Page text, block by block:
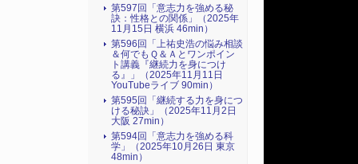
第597回「意志力を強める秘
訣：性格との関係」（2025年
11月15日 横浜 46min）
第596回「上祐史浩の悩み相談
＆何でもＱ＆Ａとワンポイン
ト講義『継続力を身につけ
る』​」（2025年11月11日
YouTubeライブ 90min）
第595回「継続する力を身につ
ける秘訣」（2025年11月2日
大阪 27min）
第594回「意志力を強める科
学」（2025年10月26日 東京
48min）